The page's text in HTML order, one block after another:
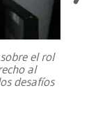
el rol
al
desafíos